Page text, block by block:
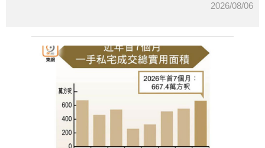
2026/08/06